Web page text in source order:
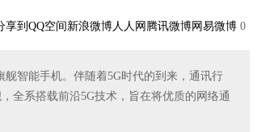
享到 QQ空间 新浪微博人人网 腾讯微博网易微博 0
舰智能手机。伴随着5G时代的到来，通讯行
全系搭载前沿5G技术，旨在将优质的网络通